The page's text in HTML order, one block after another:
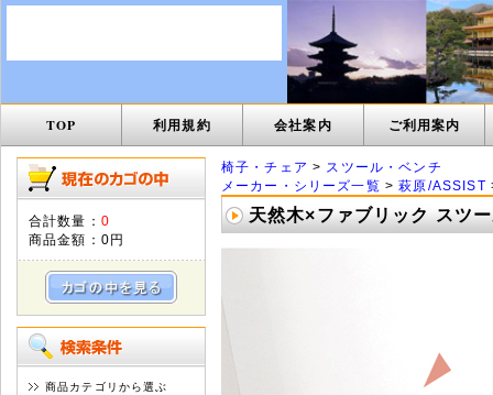
TOP 利用規約 会社案内 ご利用案内
合計数量： 0
商品金額： 0円
商品カテゴリから選ぶ
椅子・チェア > スツール・ベンチ
メーカー・シリーズ一覧 >萩原/ASSIST
天然木×ファブリック スツ